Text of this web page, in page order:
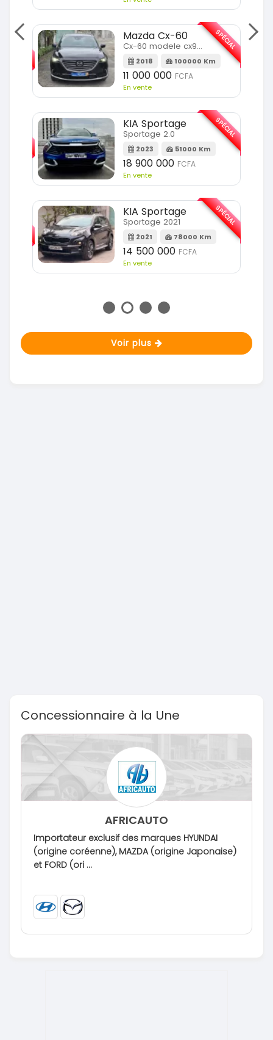
SPÉCIAL Mazda Cx-60
Cx-60 modele cx9 full option
2018 100000 Km
11 000 000 FCFA
En vente
SPÉCIAL
KIA Sportage
Sportage 2.0
2023 51000 Km
18 900 000 FCFA
En vente
SPÉCIAL
KIA Sportage
Sportage 2021
2021 78000 Km
14 500 000 FCFA
En vente
SPÉCIAL
Voir plus
Concessionnaire à la Une
AFRICAUTO
Importateur exclusif des marques HYUNDAI
(origine coréenne), MAZDA (origine Japonaise)
et FORD (ori ...